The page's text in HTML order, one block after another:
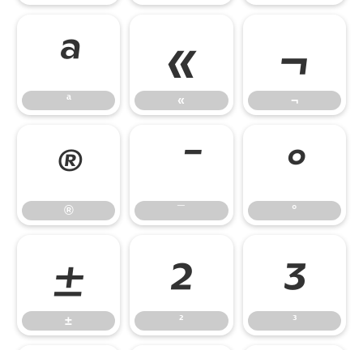
ª
ª
«
«
¬
¬
®
® ¯
°
°
±
±
²
²
³
³